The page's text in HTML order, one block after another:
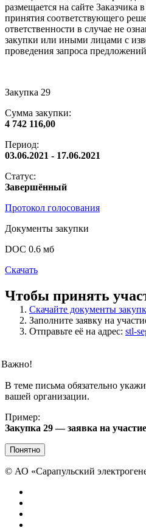
размещается на сайте Заказчика
принятия соответствующего
ответственности в случае не
закупки или иными лицами с
проведения запроса
Закупка 29
Сумма закупки:
4 742 116,00
Период:
03.06.2021 - 17.06.2021
Статус:
Завершённый
Протокол голосования
Документы закупки
DOC 0.6 мб
Скачать
Чтобы принять
Скачайте документы
Заполните заявку на
Отправьте её на адрес: stl-
Важно!
В теме письма обязательно
вашей организации.
Пример:
Закупка 29 — заявка на
Понятно
© АО «Сарапульский